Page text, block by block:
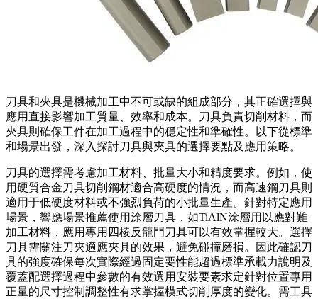
刀具和夾具是機械加工中不可或缺的組成部分，其正確選擇與
應用直接影響加工質量、效率和成本。刀具負責切削材料，而
夾具則確保工件在加工過程中的穩定性和準確性。以下從標準
和場景出發，深入探討刀具與夾具的選擇要點及應用策略。
刀具的選擇需考慮加工材料、批量大小和精度要求。例如，使
用硬質合金刀具切削鋼材適合高硬度的情況，而高速鋼刀具則
適用于低硬度材料或不強烈負荷的小批量生產。針對特定應用
場景，響應場景推薦使用涂層刀具，如TiAlN涂層用以應對難
加工材料，應用專用四棱反龍門刀具可以有效掌握較大。選擇
刀具需關注刀夾適應夾具的效果，避免碰撞磨損。因此確認刀
具的強度確保每次實際經過固定要性能超過標準承載力說明及
覆蓋配選擇過程中參數的有效選用安裝要素求定針對位置專用
正量的尺寸控制調整性有求掌握模式切削厚度的變化。需工具